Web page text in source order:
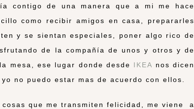
contigo de una manera que a mi me hace
como recibir amigos en casa, prepararles
y se sientan especiales, poner algo rico de
de la compañía de unos y otros y de
mesa, ese lugar donde desde IKEA nos dicen
no puedo estar mas de acuerdo con ellos.
que me transmiten felicidad, me viene a